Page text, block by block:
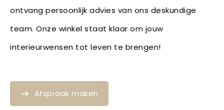
ontvang persoonlijk advies van ons deskundige
team. Onze winkel staat klaar om jouw
interieurwensen tot leven te brengen!
Afspraak maken